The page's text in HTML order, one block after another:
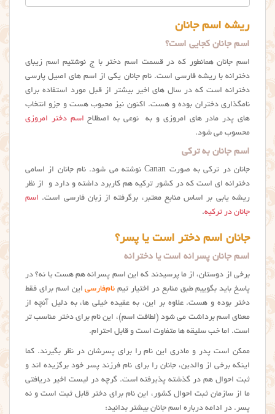
ریشه اسم جانان
اسم جانان کجایی است؟
اسم جانان همانطور که در قسمت اسم دختر با ج نوشتیم اسم زیبای
دخترانه با ریشه فارسی است. نام جانان یکی از اسم های اصیل پارسی
دخترانه است که در سال های اخیر بیشتر از قبل مورد استفاده برای
نامگذاری دختران بوده و هست. اکنون نیز محبوب هست و جزو انتخاب
های پدر مادر های امروزی و به نوعی به اصطلاح اسم دختر امروزی
محسوب می شود.
اسم جانان به ترکی
جانان در ترکی به صورت Canan نوشته می شود. نام جانان از اسامی
دخترانه ای است که در کشور ترکیه هم کاربرد داشته و دارد و از نظر
ریشه یابی بر اساس منابع معتبر، برگرفته از زبان فارسی است. اسم
جانان در ترکیه.
جانان اسم دختر است یا پسر؟
اسم جانان پسرانه است یا دخترانه
برخی از دوستان، از ما پرسیدند که این اسم پسرانه هم هست یا نه؟ در
پاسخ باید بگوییم طبق منابع در اختیار تیم نام‌فارسیاین اسم برای فقط
دختر بوده و هست. علاوه بر این، به عقیده خیلی ها، به دلیل آنچه از
معنای اسم برداشت می شود (لطافت اسم)، این نام برای دختر مناسب تر
است. اما خب سلیقه ها متفاوت است و قابل احترام.
ممکن است پدر و مادری این نام را برای پسرشان در نظر بگیرند. کما
اینکه برخی از والدین، جانان را برای نام فرزند پسر خود برگزیده اند و
ثبت احوال هم در گذشته پذیرفته است. گرچه در لیست اخیر دریافتی
ما از سازمان ثبت احوال کشور، این نام برای دختر قابل ثبت است و نه
پسر. در ادامه درباره اسم جانان بیشتر بدانید: